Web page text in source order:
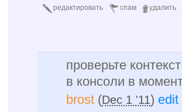
удалить
спам
редактировать
проверьте
в консоли в
brost (Dec 1 '11) edit